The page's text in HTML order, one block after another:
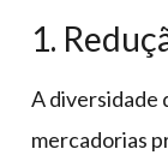
1.
A diversidade
mercadorias